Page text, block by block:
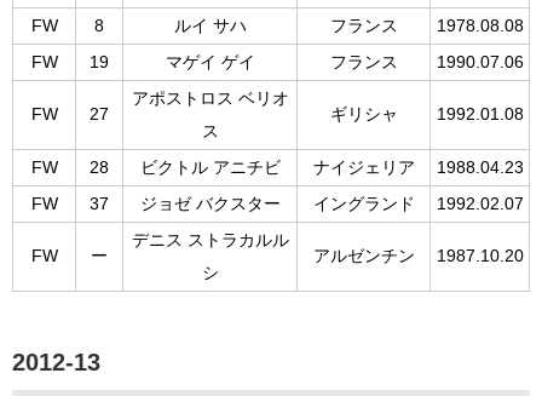
FW
8 ルイ サハ フランス
1978.08.08
FW
19 マゲイ ゲイ フランス 1990.07.06
FW 27
アポストロス ベリオ
ス
ギリシャ 1992.01.08
FW 28 ビクトル アニチビ ナイジェリア
1988.04.23
FW
37 ジョゼ バクスター イングランド 1992.02.07
FW ー
デニス ストラカルル
シ
アルゼンチン 1987.10.20
2012-13